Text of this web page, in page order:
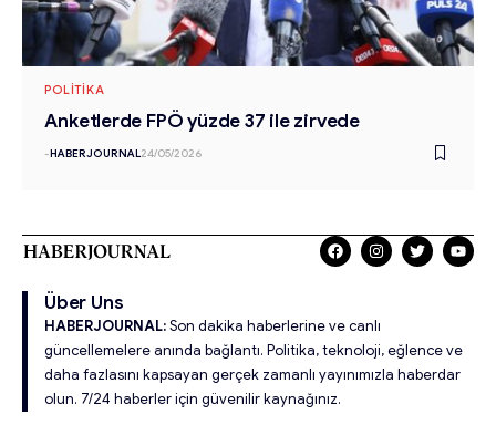
POLITIKA
Anketlerde FPÖ yüzde 37 ile zirvede
-HABERJOURNAL24/05/2026
Über Uns
HABERJOURNAL:Son dakika haberlerine ve canlı
güncellemelere anında bağlantı. Politika, teknoloji, eğlence ve
daha fazlasını kapsayan gerçek zamanlı yayınımızla haberdar
olun. 7/24 haberler için güvenilir kaynağınız.